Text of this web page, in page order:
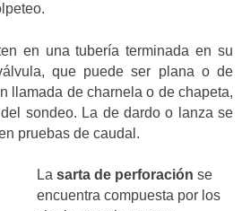
en una tubería terminada en su
que puede ser plana o de
llamada de charnela o de chapeta,
sondeo. La de dardo o lanza se
pruebas de caudal.
Lasarta de perforación se
encuentra compuesta por los